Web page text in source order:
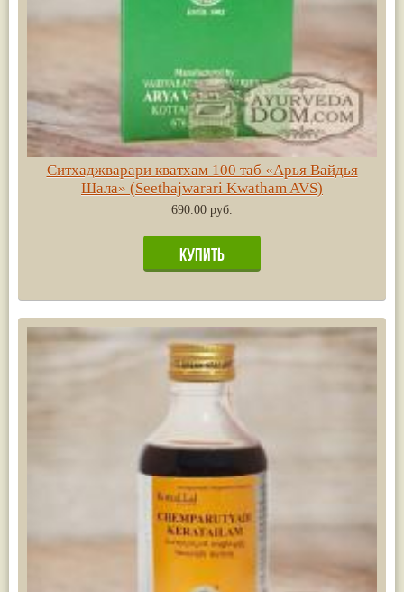
Ситхаджварари кватхам 100 таб «Арья Вайдья
Шала» (Seethajwarari Kwatham AVS)
690.00 руб.